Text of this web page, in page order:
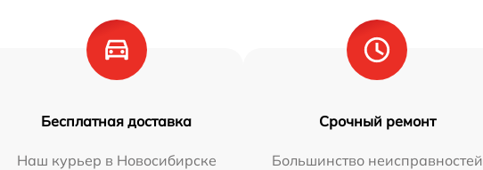
Бесплатная доставка
Наш курьер в Новосибирске
Срочный ремонт
Большинство неисправностей